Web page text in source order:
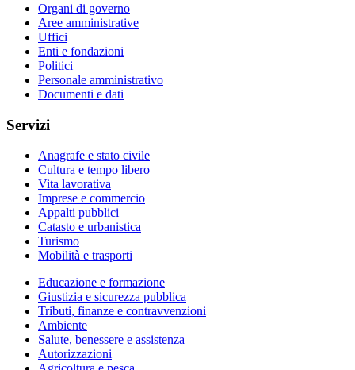
Organi di governo
Aree amministrative
Uffici
Enti e fondazioni
Politici
Personale amministrativo
Documenti e dati
Servizi
Anagrafe e stato civile
Cultura e tempo libero
Vita lavorativa
Imprese e commercio
Appalti pubblici
Catasto e urbanistica
Turismo
Mobilità e trasporti
Educazione e formazione
Giustizia e sicurezza pubblica
Tributi, finanze e contravvenzioni
Ambiente
Salute, benessere e assistenza
Autorizzazioni